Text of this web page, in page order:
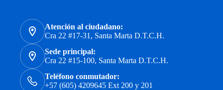
Atención al ciudadano:
Cra 22 #17-31, Santa Marta D.T.C.H.
Sede principal:
Cra 22 #15-100, Santa Marta D.T.C.H.
Teléfono conmutador:
+57 (605) 4209645 Ext 200 y 201